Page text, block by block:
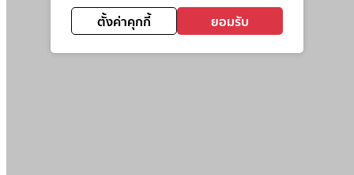
ตั้งค่าคุกกี้ ยอมรับ